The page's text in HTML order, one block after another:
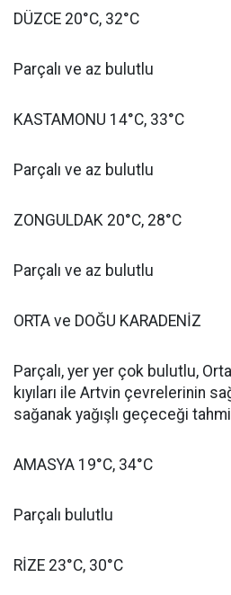
DÜZCE 20°C, 32°C
Parçalı ve az bulutlu
KASTAMONU 14°C, 33°C
Parçalı ve az bulutlu
ZONGULDAK 20°C, 28°C
Parçalı ve az bulutlu
ORTA ve DOĞU KARADENİZ
Parçalı, yer yer çok bulutlu,
kıyıları ile Artvin çevrelerinin
sağanak yağışlı geçeceği
AMASYA 19°C, 34°C
Parçalı bulutlu
RİZE 23°C, 30°C